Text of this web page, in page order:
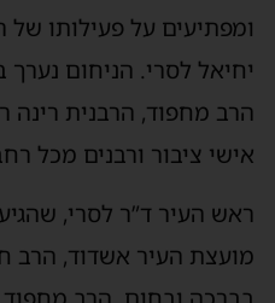
ומפתיעים על פעילותו
יחיאל לסרי. הניחום
הרב מחפוד, הרבנית רינה
אישי ציבור ורבנים מכל
ראש העיר ד”ר לסרי,
מועצת העיר אשדוד, הרב